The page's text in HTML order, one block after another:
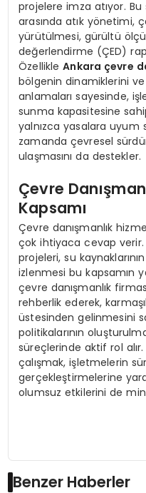
projelere imza atıyor. Bu
arasında atık yönetimi,
yürütülmesi, gürültü
değerlendirme (ÇED)
ÖzellikleAnkara çevre
bölgenin dinamiklerini
anlamaları sayesinde,
sunma kapasitesine
yalnızca yasalara uyum
zamanda çevresel
ulaşmasını da destekler.
Çevre
Kapsamı
Çevre danışmanlık
çok ihtiyaca cevap
projeleri, su
izlenmesi bu kapsamın
çevre danışmanlık
rehberlik ederek,
üstesinden gelinmesini
politikalarının
süreçlerinde aktif rol
çalışmak, işletmelerin
gerçekleştirmelerine
olumsuz etkilerini de
Benzer Haberler